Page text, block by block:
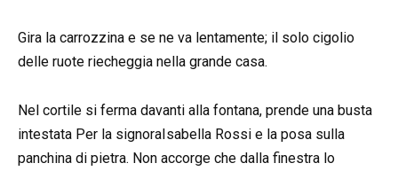
Gira la carrozzina e se ne va lentamente; il solo cigolio
delle ruote riecheggia nella grande casa.
Nel cortile si ferma davanti alla fontana, prende una busta
intestata Per la signoraIsabella Rossi e la posa sulla
panchina di pietra. Non accorge che dalla finestra lo